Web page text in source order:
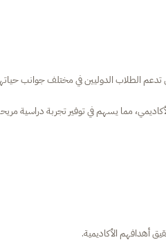
تدعم الطلاب الدوليين في مختلف جوانب
مما يسهم في توفير تجربة دراسية
أهدافهم الأكاديمية.